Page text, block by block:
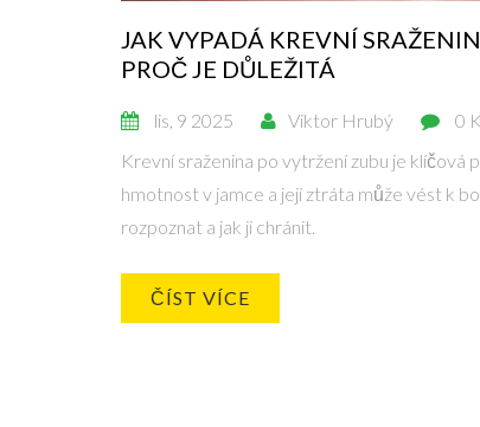
JAK VYPADÁ KREVNÍ
PROČ JE DŮLEŽITÁ
lis, 9 2025 Viktor Hrubý
0
Krevní sraženina po vytržení zubu je klíčová
hmotnost v jamce a její ztráta může vést k
rozpoznat a jak ji chránit.
ČÍST VÍCE